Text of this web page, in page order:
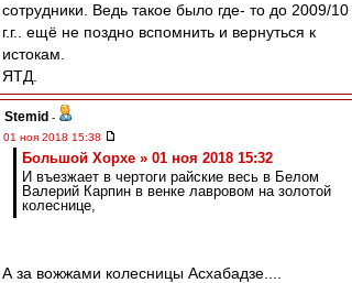
сотрудники. Ведь такое было где- то до 2009/10
г.г.. ещё не поздно вспомнить и вернуться к
истокам.
ЯТД.
Stemid -
01 ноя 2018 15:38
Большой Хорхе » 01 ноя 2018 15:32
И въезжает в чертоги райские весь в Белом
Валерий Карпин в венке лавровом на золотой
колеснице,
А за вожжами колесницы Асхабадзе....